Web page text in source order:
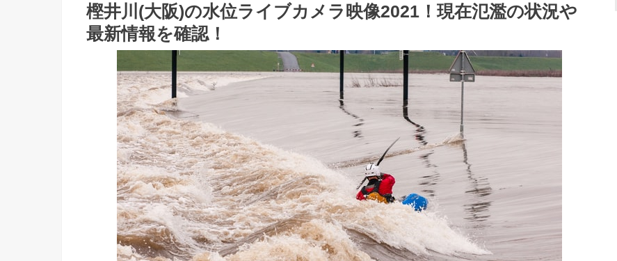
樫井川(大阪)の水位ライブカメラ映像2021！現在氾濫の状況や
最新情報を確認！